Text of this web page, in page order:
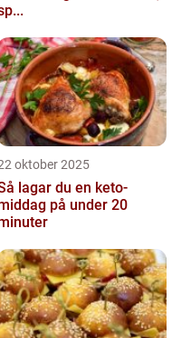
oktober 2025
lagar du en keto-
på under 20